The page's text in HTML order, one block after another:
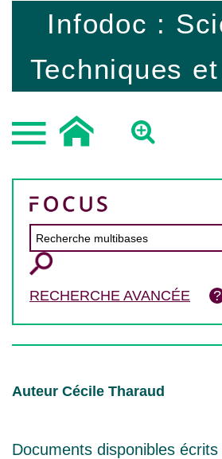
Infodoc :
Techniques
RECHERCHE AVANCÉE
Auteur Cécile Tharaud
Documents disponibles